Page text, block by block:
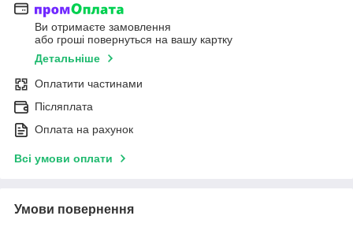
Ви отримаєте замовлення
або гроші повернуться на вашу картку
Детальніше
Оплатити частинами
Післяплата
Оплата на рахунок
Всі умови оплати
Умови повернення